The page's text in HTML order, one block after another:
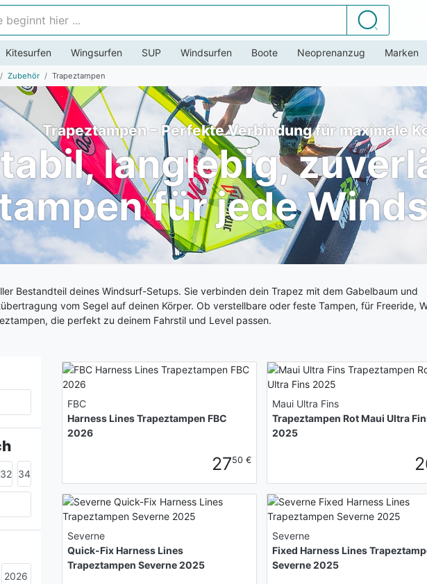
Suchen
Kitesurfen Wingsurfen SUP Windsurfen Boote Neoprenanzug Marken
Zubehör Trapeztampen
Trapeztampen – Perfekte Verbindung für maximale
langlebig,
für jede
Bestandteil deines Windsurf-Setups. Sie verbinden dein Trapez mit dem Gabelbaum und
vom Segel auf deinen Körper. Ob verstellbare oder feste Tampen, für Freeride,
die perfekt zu deinem Fahrstil und Level passen.
32 34
2026
FBC
Harness Lines Trapeztampen FBC
2026
2750 €
Maui Ultra Fins
Trapeztampen Rot Maui Ultra
2025
Severne
Quick-Fix Harness Lines
Trapeztampen Severne 2025
Severne
Fixed Harness Lines
Severne 2025